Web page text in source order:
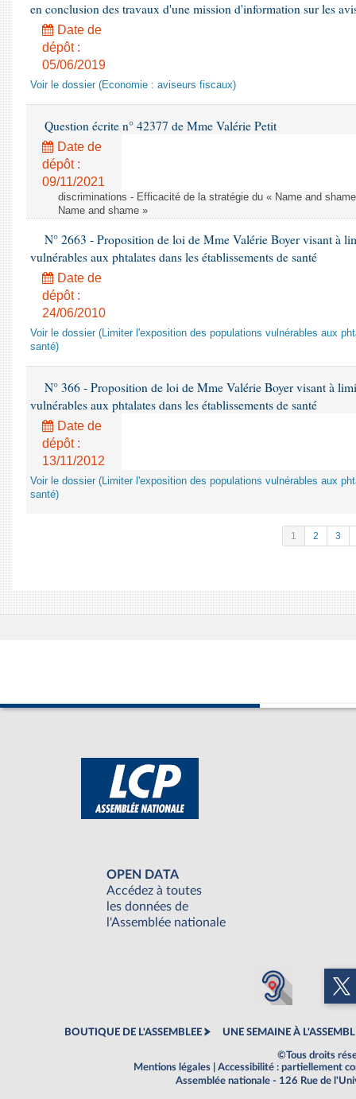
en conclusion des travaux d'une mission d'information sur les
Date de
dépôt :
05/06/2019
Voir le dossier (Economie : aviseurs fiscaux)
Question écrite n° 42377 de Mme Valérie Petit
Date de
dépôt :
09/11/2021
discriminations - Efficacité de la stratégie du « Name and
Name and shame »
N° 2663 - Proposition de loi de Mme Valérie Boyer visant à
vulnérables aux phtalates dans les établissements de santé
Date de
dépôt :
24/06/2010
Voir le dossier (Limiter l'exposition des populations vulnérables aux
santé)
N° 366 - Proposition de loi de Mme Valérie Boyer visant à
vulnérables aux phtalates dans les établissements de santé
Date de
dépôt :
13/11/2012
Voir le dossier (Limiter l'exposition des populations vulnérables aux
santé)
1 2 3
OPEN DATA
Accédez à toutes
les données de
l'Assemblée nationale
BOUTIQUE DE L'ASSEMBLEE UNE SEMAINE À
©Tous droits
Mentions légales
Accessibilité : partiellement
Assemblée nationale - 126 Rue de